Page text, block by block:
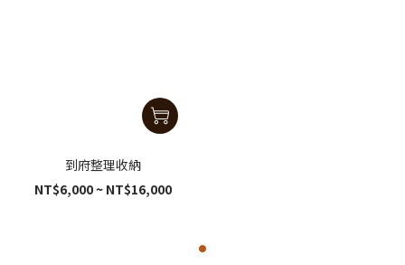
到府整理收納
NT$6,000 ~ NT$16,000